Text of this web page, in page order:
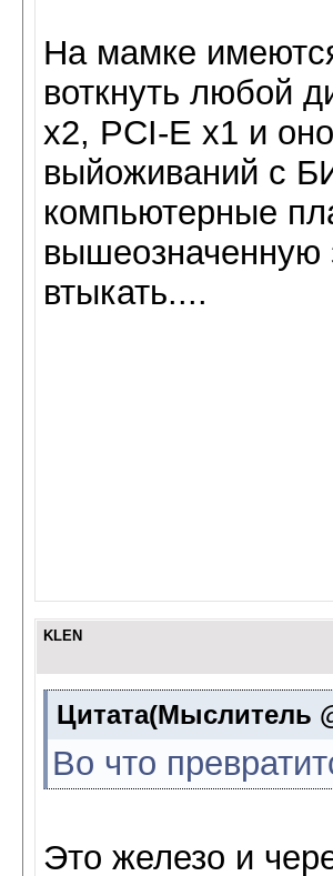
На мамке
воткнуть любой
х2, PCI-E х1 и
выйоживаний с
компьютерные
вышеозначенную
втыкать....
KLEN
Цитата(Мыслитель
Во что
Это железо и